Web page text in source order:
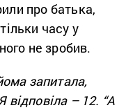
про батька,
часу у
не зробив.
запитала,
відповіла – 12. “А